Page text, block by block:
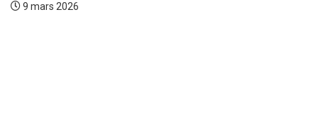
9 mars 2026